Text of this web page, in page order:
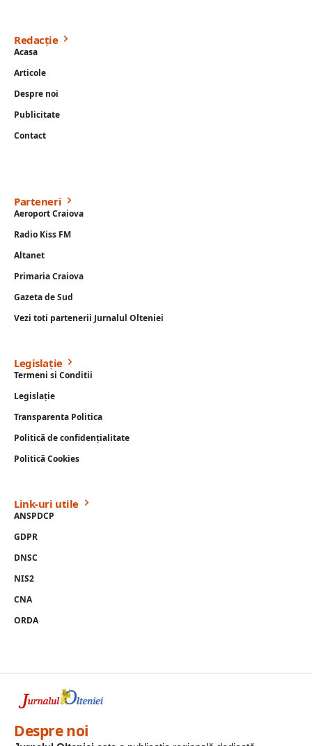
Redacție
Acasa
Articole
Despre noi
Publicitate
Contact
Parteneri
Aeroport Craiova
Radio Kiss FM
Altanet
Primaria Craiova
Gazeta de Sud
Vezi toti partenerii Jurnalul Olteniei
Legislație
Termeni si Conditii
Legislație
Transparenta Politica
Politică de confidențialitate
Politică Cookies
Link-uri utile
ANSPDCP
GDPR
DNSC
NIS2
CNA
ORDA
Despre noi